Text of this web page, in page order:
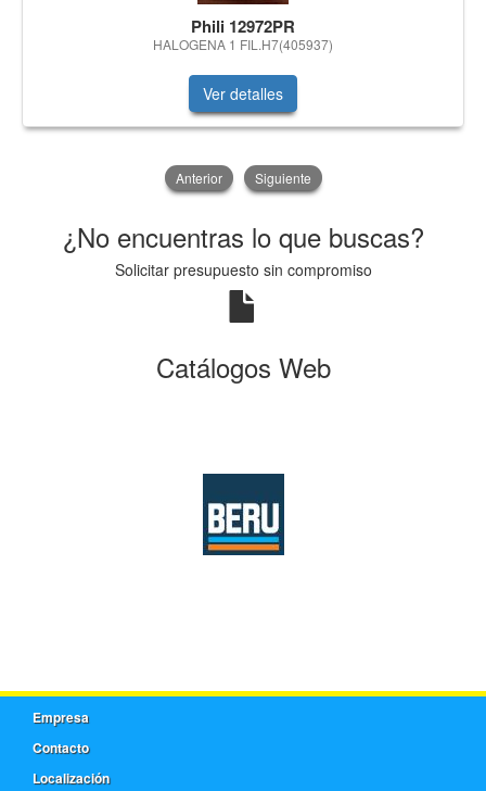
Phili 12972PR
HALOGENA 1 FIL.H7(405937)
Ver detalles
Anterior Siguiente
¿No encuentras lo que buscas?
Solicitar presupuesto sin compromiso
Catálogos Web
Empresa
Contacto
Localización